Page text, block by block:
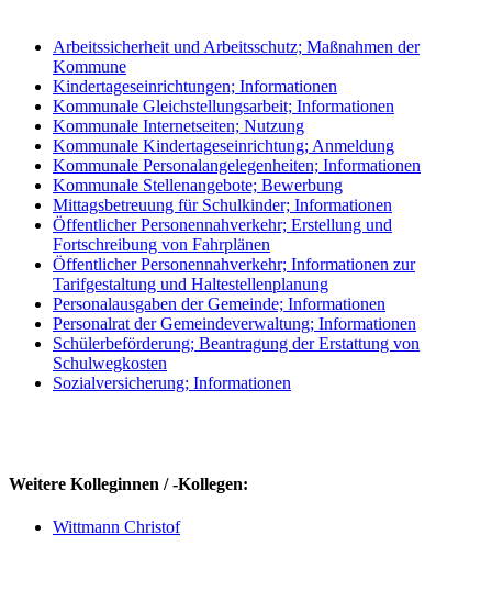
Arbeitssicherheit und Arbeitsschutz; Maßnahmen der
Kommune
Kindertageseinrichtungen; Informationen
Kommunale Gleichstellungsarbeit; Informationen
Kommunale Internetseiten; Nutzung
Kommunale Kindertageseinrichtung; Anmeldung
Kommunale Personalangelegenheiten; Informationen
Kommunale Stellenangebote; Bewerbung
Mittagsbetreuung für Schulkinder; Informationen
Öffentlicher Personennahverkehr; Erstellung und
Fortschreibung von Fahrplänen
Öffentlicher Personennahverkehr; Informationen zur
Tarifgestaltung und Haltestellenplanung
Personalausgaben der Gemeinde; Informationen
Personalrat der Gemeindeverwaltung; Informationen
Schülerbeförderung; Beantragung der Erstattung von
Schulwegkosten
Sozialversicherung; Informationen
Weitere Kolleginnen / -Kollegen:
Wittmann Christof